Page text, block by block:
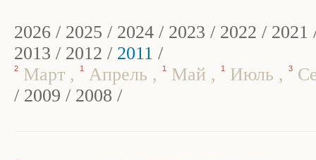
2026 / 2025 / 2024 / 2023 / 2022 / 2021
2013 / 2012 / 2011 /
2 Март , 1 Апрель , 1 Май , 1 Июль , 3
/ 2009 / 2008 /